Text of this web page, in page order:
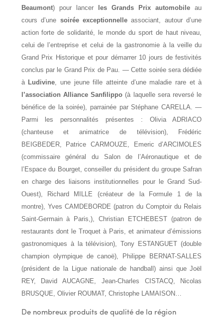
Beaumont) pour lancer les Grands Prix automobile au
cours d’une soirée exceptionnelle associant, autour d’une
action forte de solidarité, le monde du sport de haut niveau,
celui de l’entreprise et celui de la gastronomie à la veille du
Grand Prix Historique et pour démarrer 10 jours de festivités
conclus par le Grand Prix de Pau. — Cette soirée sera dédiée
à Ludivine , une jeune fille atteinte d’une maladie rare et à
l’association Alliance Sanfilippo (à laquelle sera reversé le
bénéfice de la soirée), parrainée par Stéphane CARELLA. —
Parmi les personnalités présentes : Olivia ADRIACO
(chanteuse et animatrice de télévision), Frédéric
BEIGBEDER, Patrice CARMOUZE, Emeric d’ARCIMOLES
(commissaire général du Salon de l’Aéronautique et de
l’Espace du Bourget, conseiller du président du groupe Safran
en charge des liaisons institutionnelles pour le Grand Sud-
Ouest), Richard MILLE (créateur de la Formule 1 de la
montre), Yves CAMDEBORDE (patron du Comptoir du Relais
Saint-Germain à Paris,), Christian ETCHEBEST (patron de
restaurants dont le Troquet à Paris, et animateur d’émissions
gastronomiques à la télévision), Tony ESTANGUET (double
champion olympique de canoë), Philippe BERNAT-SALLES
(président de la Ligue nationale de handball) ainsi que Joël
REY, David AUCAGNE, Jean-Charles CISTACQ, Nicolas
BRUSQUE, Olivier ROUMAT, Christophe LAMAISON…
De nombreux produits de qualité de la région